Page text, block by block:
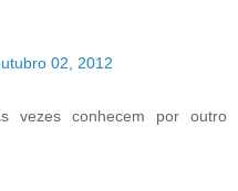
02, 2012
vezes conhecem por outro